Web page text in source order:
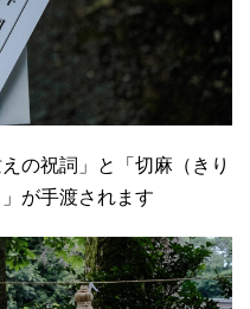
の祝詞」と「切麻（きり
が手渡されます